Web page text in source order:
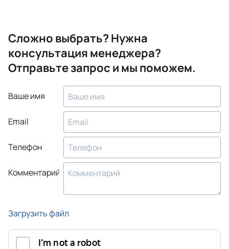
Сложно выбрать? Нужна
консультация менеджера?
Отправьте запрос и мы поможем.
Ваше имя
Email
Телефон
Комментарий
Загрузить файл